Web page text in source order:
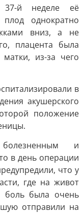
й неделе её
однократно
вниз, а не
плацента была
из-за чего
в
акушерского
положение
и
в день операции
что у
где на живот
была очень
отправили на